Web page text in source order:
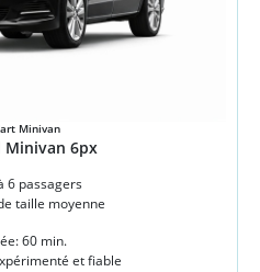
Minivan
Minivan 6px
6 passagers
taille moyenne
60 min.
et fiable